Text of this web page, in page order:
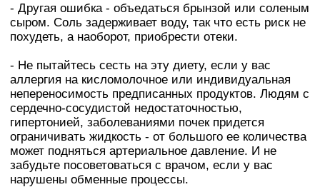
- Другая ошибка - объедаться брынзой или соленым
сыром. Соль задерживает воду, так что есть риск не
похудеть, а наоборот, приобрести отеки.
- Не пытайтесь сесть на эту диету, если у вас
аллергия на кисломолочное или индивидуальная
непереносимость предписанных продуктов. Людям с
сердечно-сосудистой недостаточностью,
гипертонией, заболеваниями почек придется
ограничивать жидкость - от большого ее количества
может подняться артериальное давление. И не
забудьте посоветоваться с врачом, если у вас
нарушены обменные процессы.